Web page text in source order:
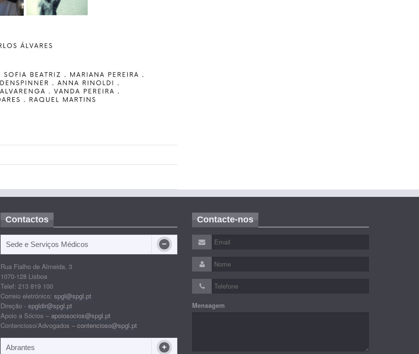
Contactos
Sede e Serviços Médicos
Rua Fialho de Almeida, 3
1070-128 Lisboa
Telef: 213 819 100
Correio eletrónico: spgl@spgl.pt
Direção - spgldir@spgl.pt
Apoio a Sócios – apoiosocios@spgl.pt
Contencioso/Advogados – contencioso@spgl.pt
Abrantes
Contacte-nos
Mensagem